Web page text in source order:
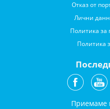
Отказ от
Лични
Политика за
Политика
Приемаме